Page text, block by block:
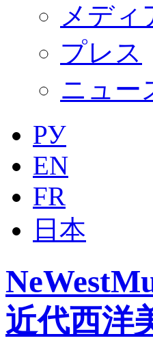
メディ
プレス
ニュー
РУ
EN
FR
日本
近代西洋